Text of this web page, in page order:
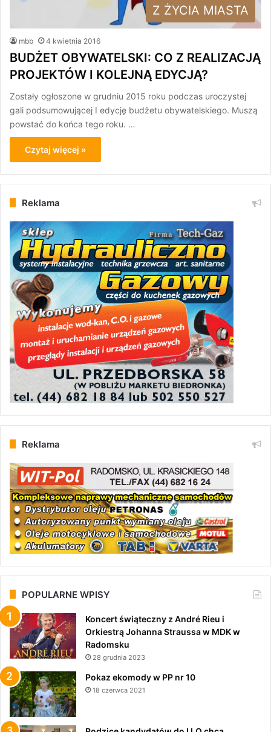
Z ŻYCIA MIASTA
mbb 4 kwietnia 2016
BUDŻET OBYWATELSKI: CO Z REALIZACJĄ
PROJEKTÓW I KOLEJNĄ EDYCJĄ?
Zostały ogłoszone w grudniu 2015 roku podczas uroczystej
gali podsumowującej I edycję budżetu obywatelskiego. Muszą
powstać do końca tego roku. …
Czytaj więcej »
Reklama
Reklama
POPULARNE WPISY
Koncert świąteczny z André Rieu i
Orkiestrą Johanna Straussa w MDK w
Radomsku
28 grudnia 2023
Pokaz ekomody w PP nr 10
18 czerwca 2021